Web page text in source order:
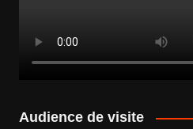
Audience de visite